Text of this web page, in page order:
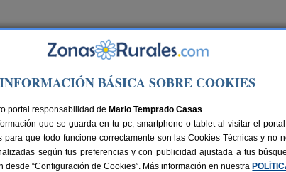
Ir a Versión PC
INFORMACIÓN BÁSICA SOBRE COOKIES
portal responsabilidad de Mario Temprado Casas.
que se guarda en tu pc, smartphone o tablet al visitar el
que todo funcione correctamente son las Cookies Técnicas y no
según tus preferencias y con publicidad ajustada a tus
“Configuración de Cookies”. Más información en nuestra